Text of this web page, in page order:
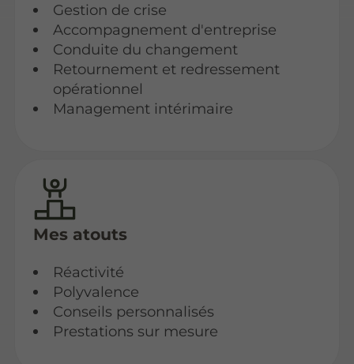
Gestion de crise
Accompagnement d'entreprise
Conduite du changement
Retournement et redressement
opérationnel
Management intérimaire
Mes atouts
Réactivité
Polyvalence
Conseils personnalisés
Prestations sur mesure